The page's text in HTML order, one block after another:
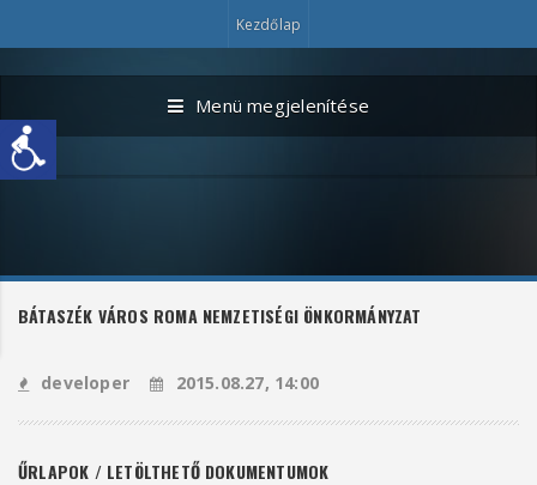
Kezdőlap
Menü megjelenítése
BÁTASZÉK VÁROS ROMA NEMZETISÉGI ÖNKORMÁNYZAT
developer 2015.08.27, 14:00
ŰRLAPOK / LETÖLTHETŐ DOKUMENTUMOK